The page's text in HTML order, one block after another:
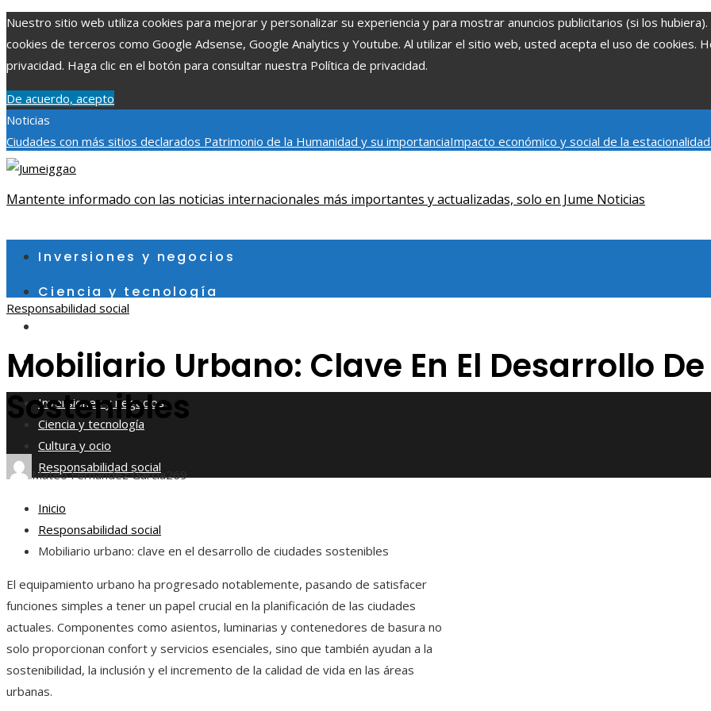
Nuestro sitio web utiliza cookies para mejorar y personalizar su experiencia y para mostrar anuncios publicitarios (si los
cookies de terceros como Google Adsense, Google Analytics y Youtube. Al utilizar el sitio web, usted acepta el uso de cookies.
privacidad. Haga clic en el botón para consultar nuestra Política de privacidad.
De acuerdo, acepto
Noticias
Ciudades con más sitios declarados Patrimonio de la Humanidad y su importanciaImpacto económico y social de la
aumentar la inversión productiva y reducir la fragmentación económica en Bosnia y Herzegovina
viernes, agosto 7
Mantente informado con las noticias internacionales más importantes y actualizadas, solo en Jume Noticias
Inversiones y negocios
Ciencia y tecnología
Responsabilidad social
Inversiones y negocios
Ciencia y tecnología
Cultura y ocio
Responsabilidad social
Responsabilidad social
Mobiliario Urbano: Clave En El Desarrollo
Sostenibles
Mateo Fernández García269
Inicio
Responsabilidad social
Mobiliario urbano: clave en el desarrollo de ciudades sostenibles
El equipamiento urbano ha progresado notablemente, pasando de satisfacer
funciones simples a tener un papel crucial en la planificación de las ciudades
actuales. Componentes como asientos, luminarias y contenedores de basura no
solo proporcionan confort y servicios esenciales, sino que también ayudan a la
sostenibilidad, la inclusión y el incremento de la calidad de vida en las áreas
urbanas.